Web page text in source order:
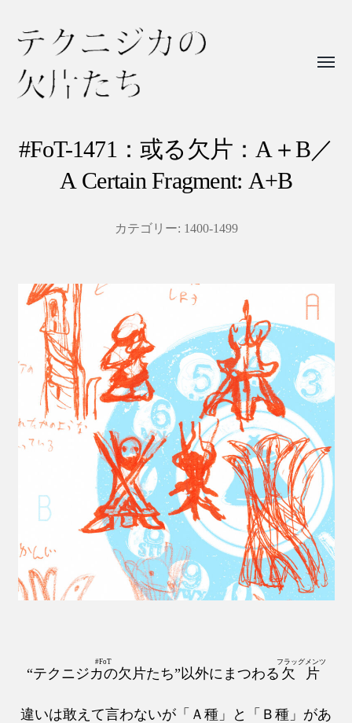
ニ
片
た
#FoT-1471：或る欠片：A＋B／
A Certain Fragment: A+B
カテゴリー: 1400-1499
“テクニジカの欠片たち
#FoT
”以外にまつわる 欠片
フラッグメンツ
違いは敢えて言わないが「Ａ種」と「Ｂ種」があ